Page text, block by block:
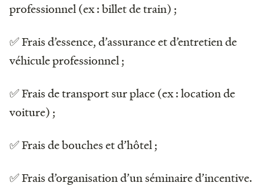
professionnel (ex : billet de train) ;
✅ Frais d’essence, d’assurance et d’entretien de
véhicule professionnel ;
✅ Frais de transport sur place (ex : location de
voiture) ;
✅ Frais de bouches et d’hôtel ;
✅ Frais d’organisation d’un séminaire d’incentive.